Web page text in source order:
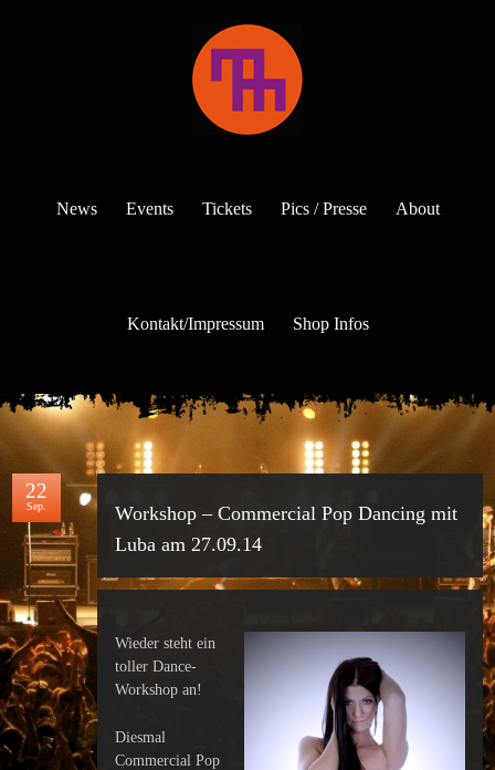
News Events Tickets Pics / Presse About
Kontakt/Impressum Shop Infos
22
Sep.
Workshop – Commercial Pop Dancing mit
Luba am 27.09.14
Wieder steht ein
toller Dance-
Workshop an!
Diesmal
Commercial Pop